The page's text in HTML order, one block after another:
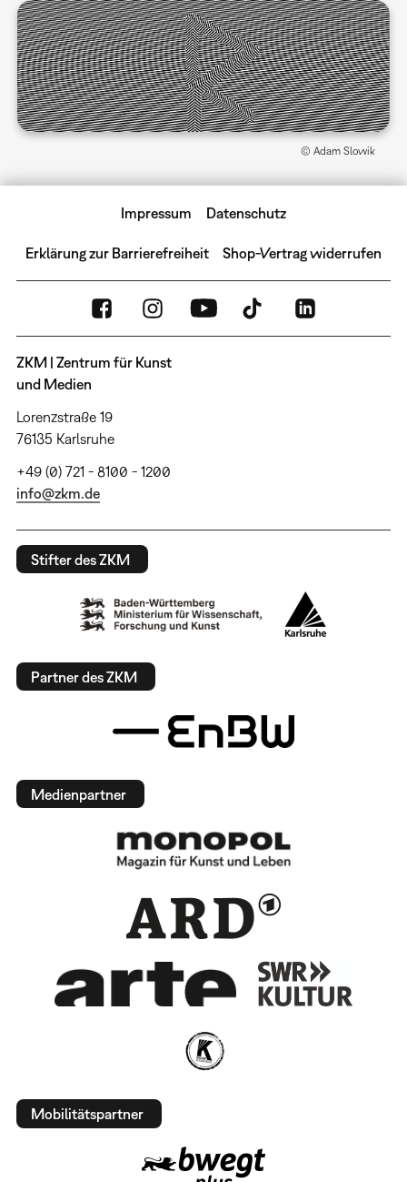
© Adam Slowik
Impressum Datenschutz
Erklärung zur Barrierefreiheit Shop-Vertrag widerrufen
ZKM | Zentrum für Kunst
und Medien
Lorenzstraße 19
76135 Karlsruhe
+49 (0) 721 - 8100 - 1200
info@zkm.de
Stifter des ZKM
Partner des ZKM
Medienpartner
Mobilitätspartner